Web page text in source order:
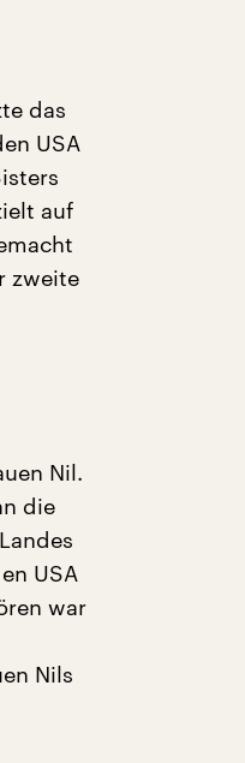
das
USA
auf
zweite
Nil.
die
USA
war
Nils